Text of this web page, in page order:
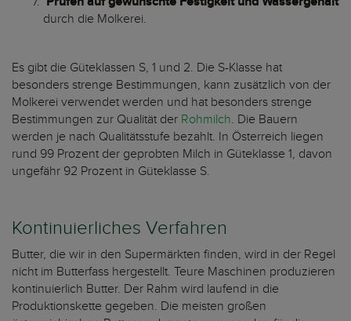
durch die Molkerei.
Es gibt die Güteklassen S, 1 und 2. Die S-Klasse hat
besonders strenge Bestimmungen, kann zusätzlich von der
Molkerei verwendet werden und hat besonders strenge
Bestimmungen zur Qualität der Rohmilch. Die Bauern
werden je nach Qualitätsstufe bezahlt. In Österreich liegen
rund 99 Prozent der geprobten Milch in Güteklasse 1, davon
ungefähr 92 Prozent in Güteklasse S.
Kontinuierliches Verfahren
Butter, die wir in den Supermärkten finden, wird in der Regel
nicht im Butterfass hergestellt. Teure Maschinen produzieren
kontinuierlich Butter. Der Rahm wird laufend in die
Produktionskette gegeben. Die meisten großen